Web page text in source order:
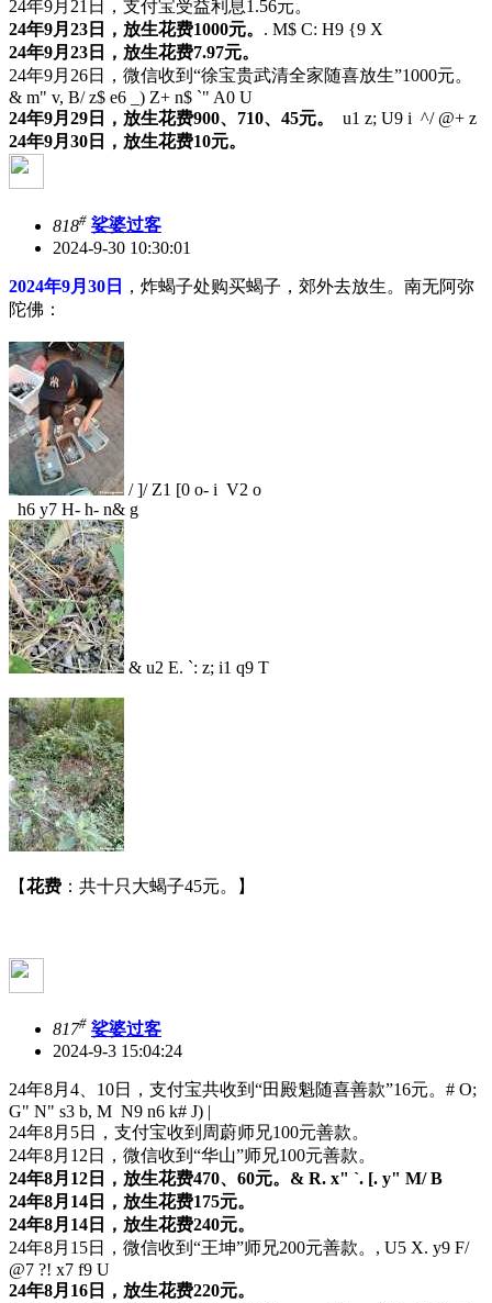
24年9月21日，支付宝受益利息1.56元。
24年9月23日，放生花费1000元。 . M$ C: H9 {9 X
24年9月23日，放生花费7.97元。
24年9月26日，微信收到“徐宝贵武清全家随喜放生”1000元。
& m" v, B/ z$ e6 _) Z+ n$ `" A0 U
24年9月29日，放生花费900、710、45元。
u1 z; U9 i ^/ @+ z
24年9月30日，放生花费10元。
818# 娑婆过客
2024-9-30 10:30:01
2024年9月30日
，炸蝎子处购买蝎子，郊外去放生。南无阿弥
陀佛：
/ ]/ Z1 [0 o- i V2 o
h6 y7 H- h- n& g
& u2 E. `: z; i1 q9 T
【花费 ：共十只大蝎子45元。】
817# 娑婆过客
2024-9-3 15:04:24
24年8月4、10日，支付宝共收到“田殿魁随喜善款”16元。 # O;
G" N" s3 b, M N9 n6 k# J) |
24年8月5日，支付宝收到周蔚师兄100元善款。
24年8月12日，微信收到“华山”师兄100元善款。
24年8月12日，放生花费470、60元。 & R. x" `. [. y" M/ B
24年8月14日，放生花费175元。
24年8月14日，放生花费240元。
24年8月15日，微信收到“王坤”师兄200元善款。 , U5 X. y9 F/
@7 ?! x7 f9 U
24年8月16日，放生花费220元。